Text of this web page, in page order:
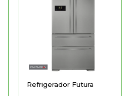
Refrigerador Futura